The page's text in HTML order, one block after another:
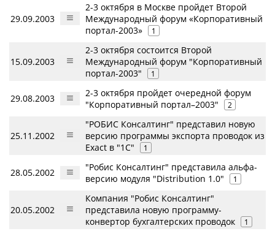
29.09.2003
2-3 октября в Москве пройдет Второй
Международный форум «Корпоративный
портал-2003»
1
15.09.2003
2-3 октября состоится Второй
Международный форум "Корпоративный
портал-2003"
1
29.08.2003
2-3 октября пройдет очередной форум
"Корпоративный портал–2003"
2
25.11.2002
"РОБИС Консалтинг" представил новую
версию программы экспорта проводок из
Exact в "1С"
1
28.05.2002
"Робис Консалтинг" представила альфа-
версию модуля "Distribution 1.0"
1
20.05.2002
Компания "Робис Консалтинг"
представила новую программу-
конвертор бухгалтерских проводок
1